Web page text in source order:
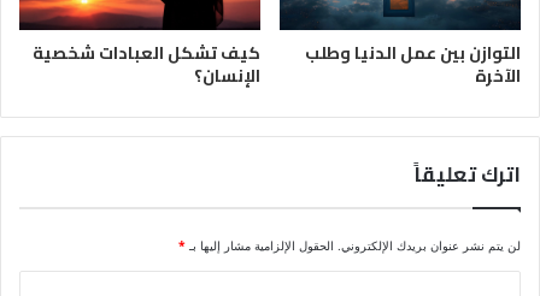
التوازن بين عمل الدنيا وطلب
الآخرة
كيف تشكل العبادات شخصية
الإنسان؟
اترك تعليقاً
لن يتم نشر عنوان بريدك الإلكتروني. الحقول الإلزامية مشار إليها بـ *